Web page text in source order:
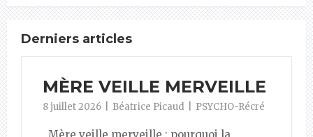
Derniers articles
MÈRE VEILLE MERVEILLE
8 juillet 2026 Béatrice Picaud PSYCHO-Récré
Mère veille merveille : pourquoi la